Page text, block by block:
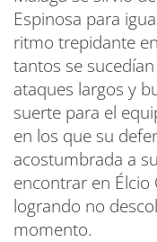
Espinosa para
ritmo trepidante
tantos se
ataques largos y
suerte para el
en los que su
acostumbrada a
encontrar en Élcio
logrando no
momento.